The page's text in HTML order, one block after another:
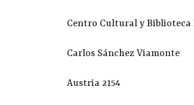
Centro Cultural y Biblioteca
Carlos Sánchez Viamonte
Austria 2154